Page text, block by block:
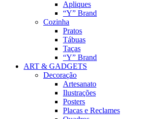
Apliques
“Y” Brand
Cozinha
Pratos
Tábuas
Taças
“Y” Brand
ART & GADGETS
Decoração
Artesanato
Ilustrações
Posters
Placas e Reclames